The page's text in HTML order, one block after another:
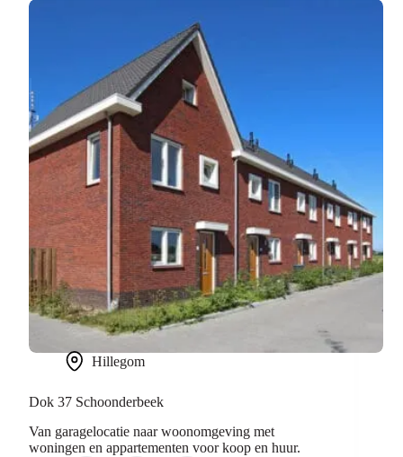
Hillegom
Dok 37 Schoonderbeek
Van garagelocatie naar woonomgeving met
woningen en appartementen voor koop en huur.